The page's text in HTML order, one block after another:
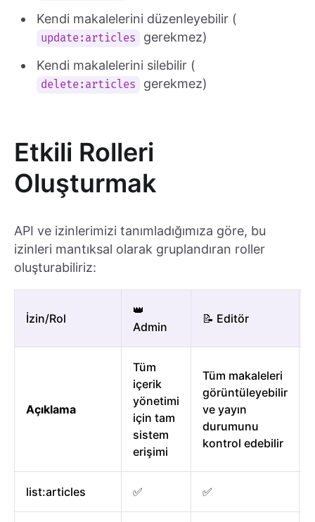
Kendi makalelerini düzenleyebilir (
update:articles
gerekmez)
Kendi makalelerini silebilir (
delete:articles gerekmez)
Etkili Rolleri
Oluşturmak
API ve izinlerimizi tanımladığımıza göre, bu
izinleri mantıksal olarak gruplandıran roller
oluşturabiliriz:
İzin/Rol
👑
Admin
📝 Editör
Açıklama
Tüm
içerik
yönetimi
için tam
sistem
erişimi
Tüm makaleleri
görüntüleyebilir
ve yayın
durumunu
kontrol edebilir
list:articles ✅ ✅